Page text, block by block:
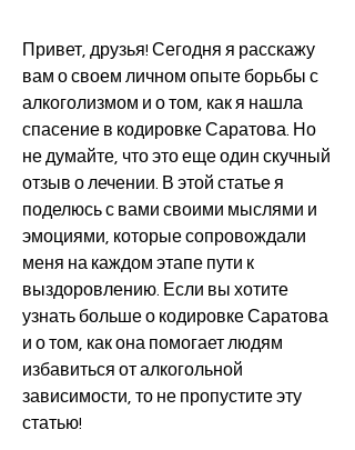
Привет, друзья! Сегодня я расскажу
вам о своем личном опыте борьбы с
алкоголизмом и о том, как я нашла
спасение в кодировке Саратова. Но
не думайте, что это еще один скучный
отзыв о лечении. В этой статье я
поделюсь с вами своими мыслями и
эмоциями, которые сопровождали
меня на каждом этапе пути к
выздоровлению. Если вы хотите
узнать больше о кодировке Саратова
и о том, как она помогает людям
избавиться от алкогольной
зависимости, то не пропустите эту
статью!